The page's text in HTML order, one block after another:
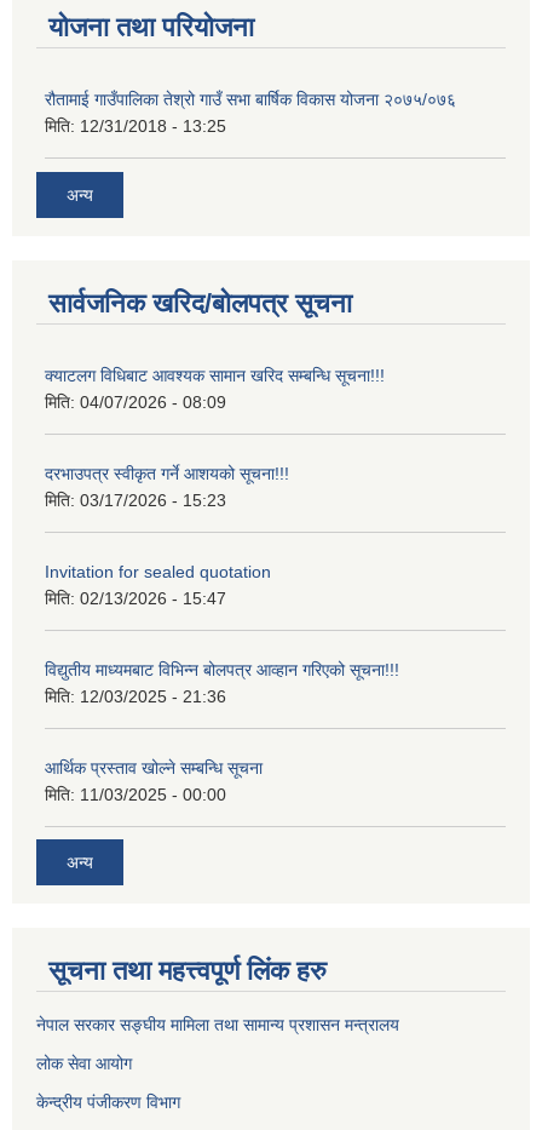
योजना तथा परियोजना
रौतामाई गाउँपालिका तेश्रो गाउँ सभा बार्षिक विकास योजना २०७५/०७६
मिति: 12/31/2018 - 13:25
अन्य
सार्वजनिक खरिद/बोलपत्र सूचना
क्याटलग विधिबाट आवश्यक सामान खरिद सम्बन्धि सूचना!!!
मिति: 04/07/2026 - 08:09
दरभाउपत्र स्वीकृत गर्ने आशयको सूचना!!!
मिति: 03/17/2026 - 15:23
Invitation for sealed quotation
मिति: 02/13/2026 - 15:47
विद्युतीय माध्यमबाट विभिन्न बोलपत्र आव्हान गरिएको सूचना!!!
मिति: 12/03/2025 - 21:36
आर्थिक प्रस्ताव खोल्ने सम्बन्धि सूचना
मिति: 11/03/2025 - 00:00
अन्य
सूचना तथा महत्त्वपूर्ण लिंक हरु
नेपाल सरकार सङ्घीय मामिला तथा सामान्य प्रशासन मन्त्रालय
लोक सेवा आयोग
केन्द्रीय पंजीकरण विभाग